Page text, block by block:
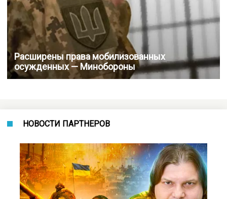
Расширены права мобилизованных
осужденных — Минобороны
НОВОСТИ ПАРТНЕРОВ